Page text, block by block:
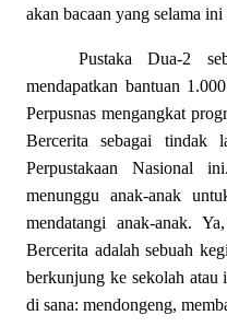
akan bacaan yang selama
Pustaka Dua-2
mendapatkan bantuan
Perpusnas mengangkat
Bercerita sebagai tindak
Perpustakaan Nasional
menunggu anak-anak
mendatangi anak-anak.
Bercerita adalah sebuah
berkunjung ke sekolah atau
di sana: mendongeng,